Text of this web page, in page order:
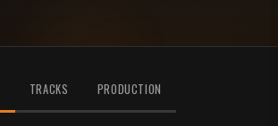
TRACKS PRODUCTION